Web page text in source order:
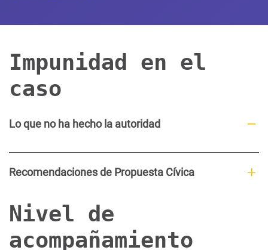
Impunidad en el
caso
Lo que no ha hecho la autoridad
Recomendaciones de Propuesta Cívica
Nivel de
acompañamiento